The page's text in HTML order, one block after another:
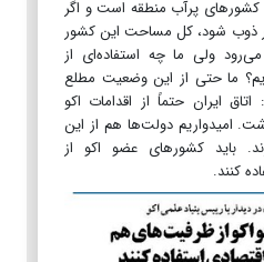
پرآب منطقه است و اگر
ذوب شود، کل مساحت این کشور
ولی ما چه استفاده‌ای از
ما حتی از این وضعیت مطلع
ایران حتماً از اقدامات اکو
امیدواریم دولت‌ها هم از این
باید کشورهای عضو اکو از
کنند.